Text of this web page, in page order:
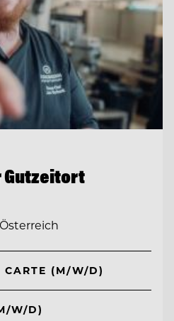
Gutzeitort
CARTE (M/W/D)
W/D)